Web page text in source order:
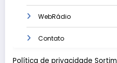
WebRádio
Contato
Política de privacidade